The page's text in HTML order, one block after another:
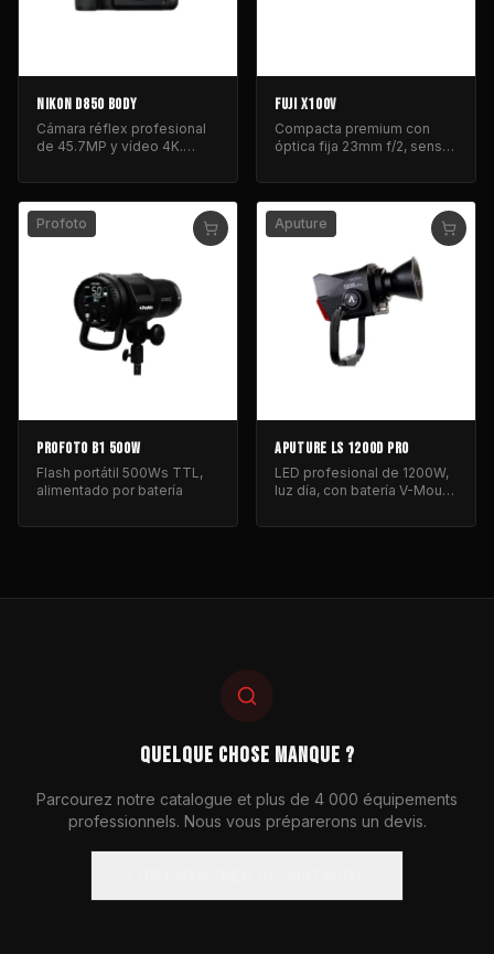
NIKON D850 BODY
Cámara réflex profesional
de 45.7MP y vídeo 4K.
FUJI X100V
Compacta premium con
óptica fija 23mm f/2, sensor
resistente.
Profoto
PROFOTO B1 500W
Flash portátil 500Ws TTL,
alimentado por batería
Aputure
APUTURE LS 1200D PRO
LED profesional de 1200W,
luz día, con batería V-Mount
fotografía.
QUELQUE CHOSE MANQUE ?
Parcourez notre catalogue et plus de 4 000 équipements
professionnels. Nous vous préparerons un devis.